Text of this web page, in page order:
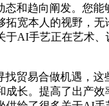
趋向阐发。您能
宽本人的视野，
AI手艺正在艺术
合做机遇，这
长。提高了出产